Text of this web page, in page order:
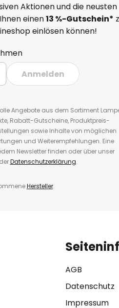
Aktionen und die neusten
einen13 %-Gutschein*
einlösen können!
Anmelden
Angebote aus dem Sortiment
Rabatt-Gutscheine, Produktpreis-
sowie Inhalte von möglichen
und Weiterempfehlungen. Eine
Newsletter finden oder über unser
Datenschutzerklärung.
Hersteller.
AGB
Datenschutz
Impressum